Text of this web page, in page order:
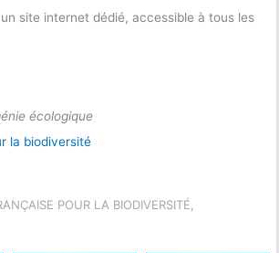
site internet dédié, accessible à tous les
écologique
la biodiversité
POUR LA BIODIVERSITÉ